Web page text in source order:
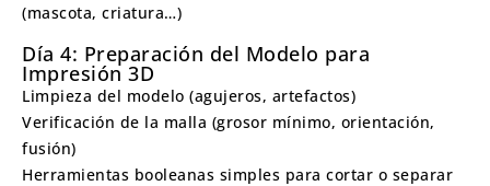
(mascota, criatura…)
Día 4: Preparación del Modelo para
Impresión 3D
Limpieza del modelo (agujeros, artefactos)
Verificación de la malla (grosor mínimo, orientación,
fusión)
Herramientas booleanas simples para cortar o separar